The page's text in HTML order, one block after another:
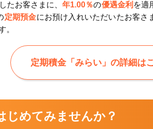
たお客さまに、年1.00％の優遇金利 を適
定期預金にお預け入れいただいたお客さ
。
定期積金「みらい」の詳細は
じめてみませんか？